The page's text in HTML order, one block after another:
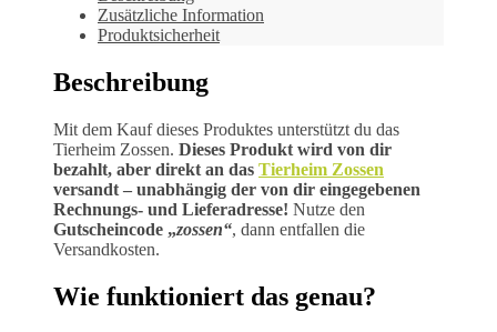
Zusätzliche Information
Produktsicherheit
Beschreibung
Mit dem Kauf dieses Produktes unterstützt du das
Tierheim Zossen. Dieses Produkt wird von dir
bezahlt, aber direkt an das Tierheim Zossen
versandt – unabhängig der von dir eingegebenen
Rechnungs- und Lieferadresse! Nutze den
Gutscheincode „zossen“, dann entfallen die
Versandkosten.
Wie funktioniert das genau?